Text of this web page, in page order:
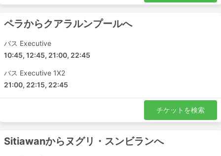
ペラからクアラルンプールへ
バス Executive
10:45, 12:45, 21:00, 22:45
バス Executive 1X2
21:00, 22:15, 22:45
チケットを検索
Sitiawanからヌグリ・スンビランへ